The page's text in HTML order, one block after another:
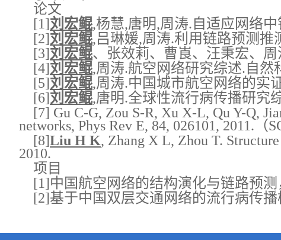
论文
[1]刘宏鲲,杨慧,唐明,周涛.自适应网络
[2]刘宏鲲,吕琳媛,周涛.利用链路预测推
[3]刘宏鲲、张效莉、曹崀、汪秉宏、周
[4]刘宏鲲,周涛.航空网络研究综述.自然
[5]刘宏鲲,周涛.中国城市航空网络的实
[6]刘宏鲲,唐明.全球性流行病传播研究
[7] Gu C-G, Zou S-R, Xu X-L, Qu Y-Q,
networks, Phys Rev E, 84, 026101, 2011.（
[8]Liu H K, Zhang X L, Zhou T.
2010.
项目
[1]中国航空网络的结构演化与链路预测
[2]基于中国双层交通网络的流行病传